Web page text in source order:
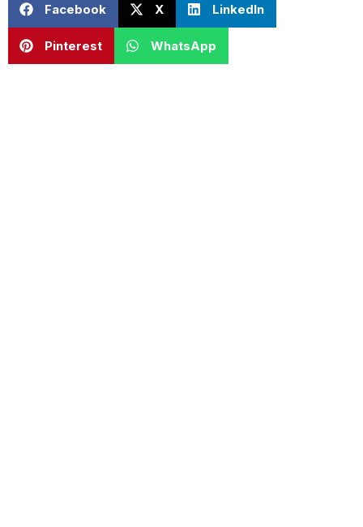
Facebook X LinkedIn
Pinterest WhatsApp